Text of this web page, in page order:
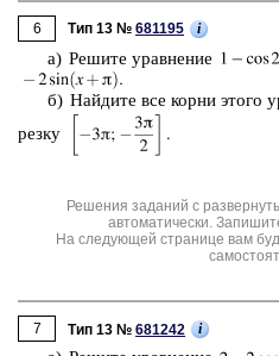
6 Тип 13 № 681195 i
а) Ре­ши­те урав­не­ние
б) Най­ди­те все корни этого
рез­ку
Решения заданий с
автоматически.
На следующей странице вам
7 Тип 13 № 681242 i